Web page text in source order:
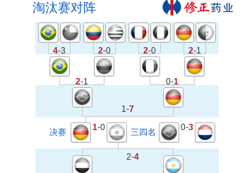
淘汰赛对阵
4-3 2-0 2-0 2-1
2-1 0-1
1-7
2-4
1-0 0-3
决赛 三四名